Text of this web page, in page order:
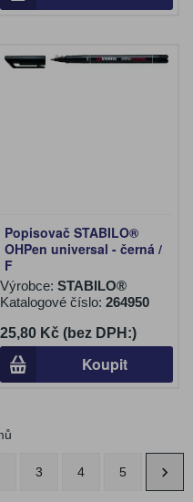
Popisovač STABILO®
OHPen universal - černá /
F
Výrobce: STABILO®
Katalogové číslo: 264950
25,80 Kč (bez DPH:)
Koupit
3 4 5